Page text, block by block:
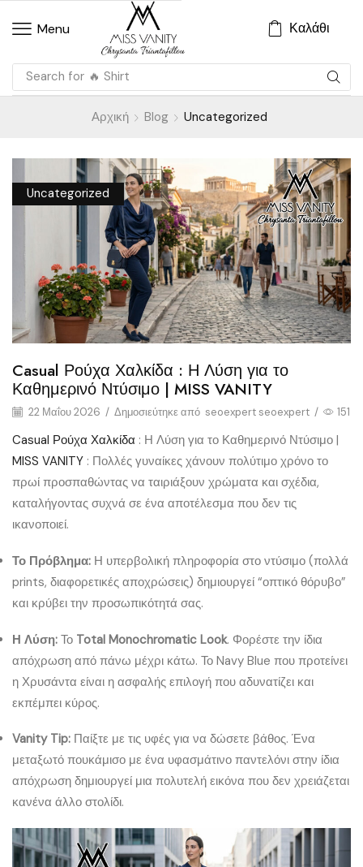
Menu Καλάθι
Search for 🔥 Shirt
Αρχική Blog Uncategorized
Uncategorized
Casual Ρούχα Χαλκίδα : Η Λύση για το
Καθημερινό Ντύσιμο | MISS VANITY
22 Μαΐου 2026 / Δημοσιεύτηκε από seoexpert seoexpert / 151
Casual Ρούχα Χαλκίδα : Η Λύση για το Καθημερινό Ντύσιμο |
MISS VANITY : Πολλές γυναίκες χάνουν πολύτιμο χρόνο το
πρωί προσπαθώντας να ταιριάξουν χρώματα και σχέδια,
καταλήγοντας συχνά σε ένα αποτέλεσμα που δεν τις
ικανοποιεί.
Το Πρόβλημα: Η υπερβολική πληροφορία στο ντύσιμο (πολλά
prints, διαφορετικές αποχρώσεις) δημιουργεί “οπτικό θόρυβο”
και κρύβει την προσωπικότητά σας.
Η Λύση: Το Total Monochromatic Look. Φορέστε την ίδια
απόχρωση από πάνω μέχρι κάτω. Το Navy Blue που προτείνει
η Χρυσάντα είναι η ασφαλής επιλογή που αδυνατίζει και
εκπέμπει κύρος.
Vanity Tip: Παίξτε με τις υφές για να δώσετε βάθος. Ένα
μεταξωτό πουκάμισο με ένα υφασμάτινο παντελόνι στην ίδια
απόχρωση δημιουργεί μια πολυτελή εικόνα που δεν χρειάζεται
κανένα άλλο στολίδι.